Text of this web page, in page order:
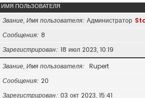
ИМЯ ПОЛЬЗОВАТЕЛЯ
Звание, Имя пользователя Администратор
Сообщения 8
Зарегистрирован 18 июл 2023, 10:19
Звание, Имя пользователя
Rupert
Сообщения 20
Зарегистрирован 03 окт 2023, 15:41